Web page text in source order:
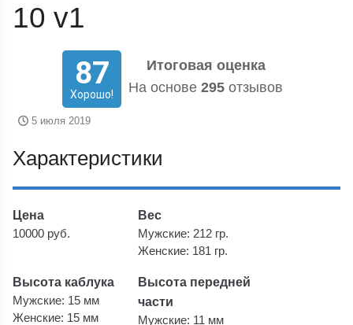
10 v1
87
Хорошо!
Итоговая оценка
На основе 295 отзывов
5 июля 2019
Характеристики
Цена
10000 руб.
Вес
Мужские: 212 гр.
Женские: 181 гр.
Высота каблука
Мужские: 15 мм
Женские: 15 мм
Высота передней
части
Мужские: 11 мм